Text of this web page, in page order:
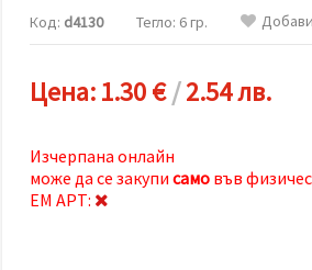
съгласиш
"бисквитки"
"Приеми
всички!"
или да
посочиш
Код: d4130 Тегло: 6 гр.
Цена:1.30 €/2.54 лв.
Изчерпана онлайн
може да се закупи само във
ЕМ АРТ: